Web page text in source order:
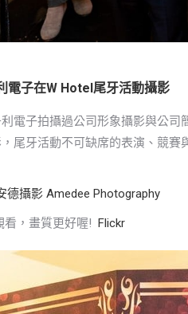
電子在W Hotel尾牙活動攝影
電子拍攝過公司形象攝影與公
尾牙活動不可缺席的表演、競
德攝影 Amedee Photography
看，畫質更好喔! Flickr